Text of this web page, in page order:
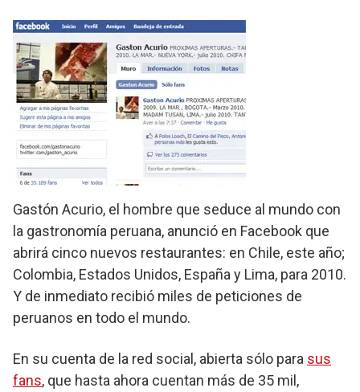
Gastón Acurio, el hombre que seduce al mundo con
la gastronomía peruana, anunció en Facebook que
abrirá cinco nuevos restaurantes: en Chile, este año;
Colombia, Estados Unidos, España y Lima, para 2010.
Y de inmediato recibió miles de peticiones de
peruanos en todo el mundo.
En su cuenta de la red social, abierta sólo para sus
fans, que hasta ahora cuentan más de 35 mil,